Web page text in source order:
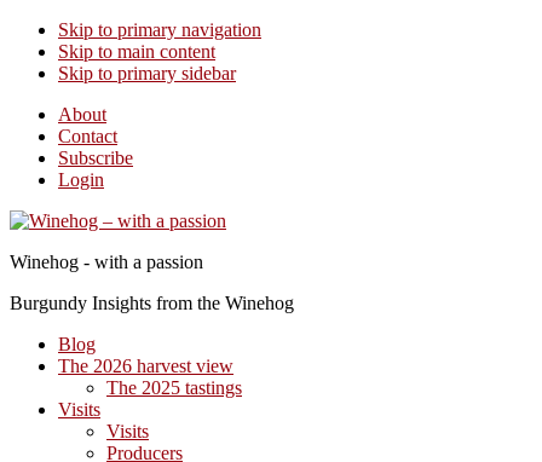
Skip to primary navigation
Skip to main content
Skip to primary sidebar
About
Contact
Subscribe
Login
Winehog - with a passion
Burgundy Insights from the Winehog
Blog
The 2026 harvest view
The 2025 tastings
Visits
Visits
Producers